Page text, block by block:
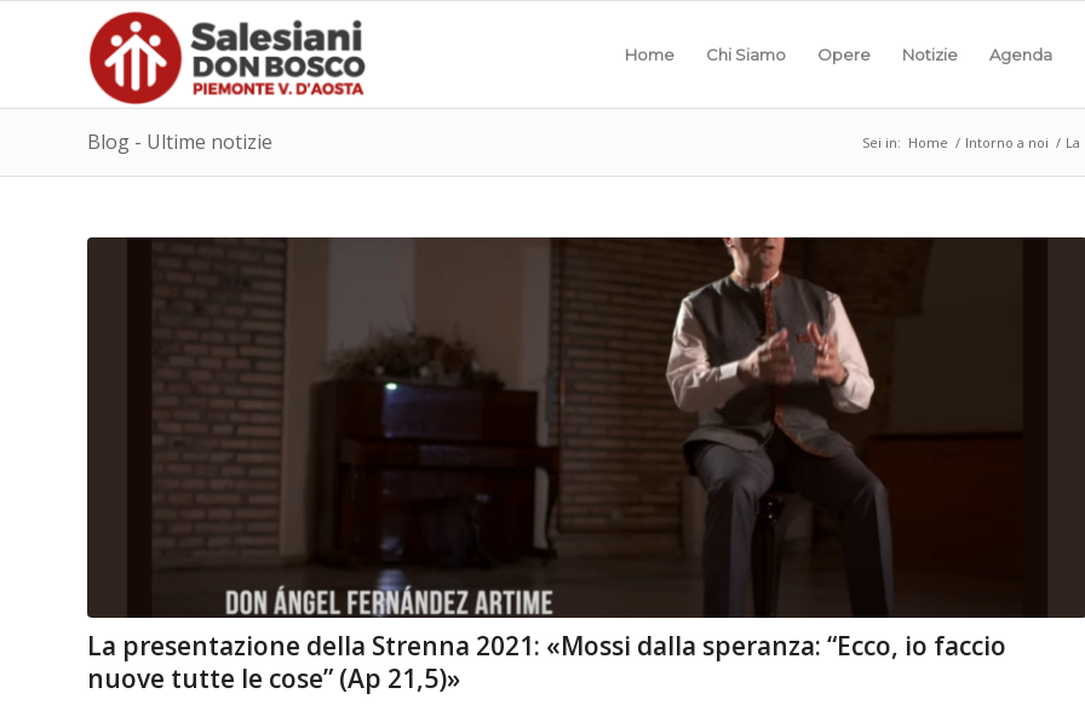
Home Chi Siamo Opere Notizie Agenda
Blog - Ultime notizie Sei in: Home / Intorno a noi /
La presentazione della Strenna 2021: «Mossi dalla speranza: “Ecco, io faccio
nuove tutte le cose” (Ap 21,5)»